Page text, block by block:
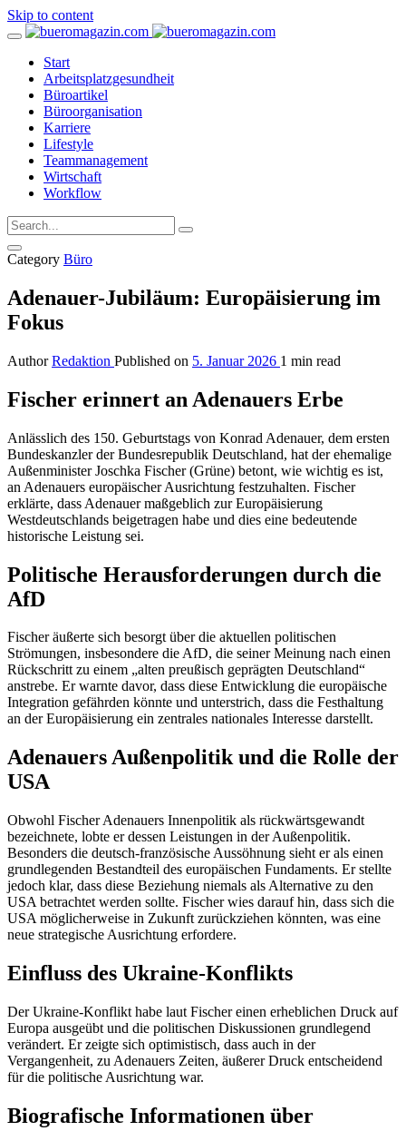
Skip to content
Start
Arbeitsplatzgesundheit
Büroartikel
Büroorganisation
Karriere
Lifestyle
Teammanagement
Wirtschaft
Workflow
Category Büro
Adenauer-Jubiläum: Europäisierung im
Fokus
Author Redaktion Published on 5. Januar 2026 1 min read
Fischer erinnert an Adenauers Erbe
Anlässlich des 150. Geburtstags von Konrad Adenauer, dem ersten
Bundeskanzler der Bundesrepublik Deutschland, hat der ehemalige
Außenminister Joschka Fischer (Grüne) betont, wie wichtig es ist,
an Adenauers europäischer Ausrichtung festzuhalten. Fischer
erklärte, dass Adenauer maßgeblich zur Europäisierung
Westdeutschlands beigetragen habe und dies eine bedeutende
historische Leistung sei.
Politische Herausforderungen durch die
AfD
Fischer äußerte sich besorgt über die aktuellen politischen
Strömungen, insbesondere die AfD, die seiner Meinung nach einen
Rückschritt zu einem „alten preußisch geprägten Deutschland“
anstrebe. Er warnte davor, dass diese Entwicklung die europäische
Integration gefährden könnte und unterstrich, dass die Festhaltung
an der Europäisierung ein zentrales nationales Interesse darstellt.
Adenauers Außenpolitik und die Rolle der
USA
Obwohl Fischer Adenauers Innenpolitik als rückwärtsgewandt
bezeichnete, lobte er dessen Leistungen in der Außenpolitik.
Besonders die deutsch-französische Aussöhnung sieht er als einen
grundlegenden Bestandteil des europäischen Fundaments. Er stellte
jedoch klar, dass diese Beziehung niemals als Alternative zu den
USA betrachtet werden sollte. Fischer wies darauf hin, dass sich die
USA möglicherweise in Zukunft zurückziehen könnten, was eine
neue strategische Ausrichtung erfordere.
Einfluss des Ukraine-Konflikts
Der Ukraine-Konflikt habe laut Fischer einen erheblichen Druck auf
Europa ausgeübt und die politischen Diskussionen grundlegend
verändert. Er zeigte sich optimistisch, dass auch in der
Vergangenheit, zu Adenauers Zeiten, äußerer Druck entscheidend
für die politische Ausrichtung war.
Biografische Informationen über